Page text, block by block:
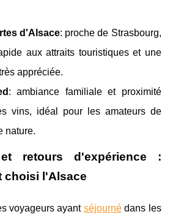
d'Alsace: proche de Strasbourg,
aux attraits touristiques et une
appréciée.
: ambiance familiale et proximité
vins, idéal pour les amateurs de
nature.
et retours d'expérience :
choisi l'Alsace
voyageurs ayant séjournédans les